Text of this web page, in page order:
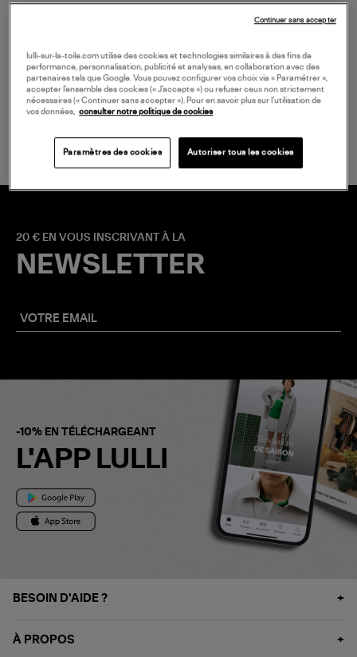
LIVRAISON GRATUITE
20 € EN VOUS INSCRIVANT À LA
NEWSLETTER
-10% EN TÉLÉCHARGEANT
L'APP LULLI
BESOIN D'AIDE ?
À PROPOS
lulli-sur-la-toile.com utilise des cookies et technologies similaires à des fins de
performance, personnalisation, publicité et analyses, en collaboration avec des
partenaires tels que Google. Vous pouvez configurer vos choix via « Paramétrer »,
accepter l’ensemble des cookies (« J’accepte ») ou refuser ceux non strictement
nécessaires (« Continuer sans accepter »). Pour en savoir plus sur l’utilisation de
vos données, consulter notre politique de cookies
Paramètres des cookies Autoriser tous les cookies
Continuer sans accepter